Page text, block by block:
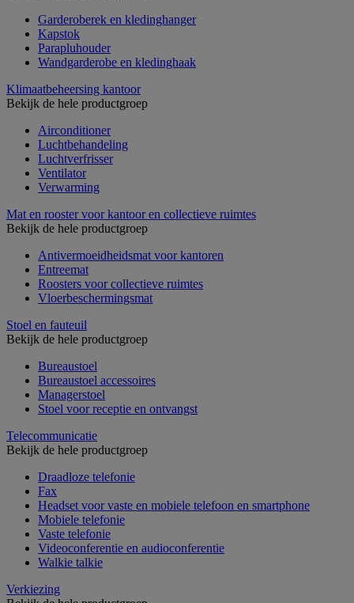
Garderoberek en kledinghanger
Kapstok
Parapluhouder
Wandgarderobe en kledinghaak
Klimaatbeheersing kantoor
Bekijk de hele productgroep
Airconditioner
Luchtbehandeling
Luchtverfrisser
Ventilator
Verwarming
Mat en rooster voor kantoor en collectieve ruimtes
Bekijk de hele productgroep
Antivermoeidheidsmat voor kantoren
Entreemat
Roosters voor collectieve ruimtes
Vloerbeschermingsmat
Stoel en fauteuil
Bekijk de hele productgroep
Bureaustoel
Bureaustoel accessoires
Managerstoel
Stoel voor receptie en ontvangst
Telecommunicatie
Bekijk de hele productgroep
Draadloze telefonie
Fax
Headset voor vaste en mobiele telefoon en smartphone
Mobiele telefonie
Vaste telefonie
Videoconferentie en audioconferentie
Walkie talkie
Verkiezing